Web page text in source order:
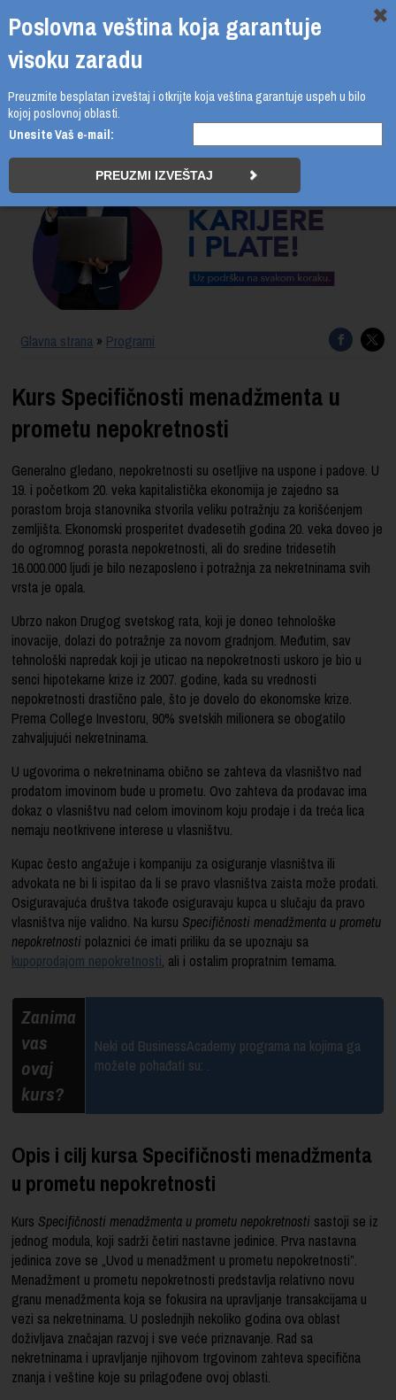
Poslovna veština koja garantuje
visoku zaradu
Preuzmite besplatan izveštaj i otkrijte koja veština garantuje uspeh u bilo
kojoj poslovnoj oblasti.
Unesite Vaš e-mail:
011 4011 210
PROGRAMI
UPIS
ŠTA DOBIJATE
UČENJE NA DALJINU
SERTIFIKACIJA
Glavna strana » Programi
Kurs Specifičnosti menadžmenta u
prometu nepokretnosti
Generalno gledano, nepokretnosti su osetljive na uspone i padove. U
19. i početkom 20. veka kapitalistička ekonomija je zajedno sa
porastom broja stanovnika stvorila veliku potražnju za korišćenjem
zemljišta. Ekonomski prosperitet dvadesetih godina 20. veka doveo je
do ogromnog porasta nepokretnosti, ali do sredine tridesetih
16.000.000 ljudi je bilo nezaposleno i potražnja za nekretninama svih
vrsta je opala.
Ubrzo nakon Drugog svetskog rata, koji je doneo tehnološke
inovacije, dolazi do potražnje za novom gradnjom. Međutim, sav
tehnološki napredak koji je uticao na nepokretnosti uskoro je bio u
senci hipotekarne krize iz 2007. godine, kada su vrednosti
nepokretnosti drastično pale, što je dovelo do ekonomske krize.
Prema College Investoru, 90% svetskih milionera se obogatilo
zahvaljujući nekretninama.
U ugovorima o nekretninama obično se zahteva da vlasništvo nad
prodatom imovinom bude u prometu. Ovo zahteva da prodavac ima
dokaz o vlasništvu nad celom imovinom koju prodaje i da treća lica
nemaju neotkrivene interese u vlasništvu.
Kupac često angažuje i kompaniju za osiguranje vlasništva ili
advokata ne bi li ispitao da li se pravo vlasništva zaista može prodati.
Osiguravajuća društva takođe osiguravaju kupca u slučaju da pravo
vlasništva nije validno. Na kursu Specifičnosti menadžmenta u prometu
nepokretnosti polaznici će imati priliku da se upoznaju sa
kupoprodajom nepokretnosti, ali i ostalim propratnim temama.
Zanima
vas
ovaj
kurs?
Neki od BusinessAcademy programa na kojima ga
možete pohađati su: .
Opis i cilj kursa Specifičnosti menadžmenta
u prometu nepokretnosti
Kurs Specifičnosti menadžmenta u prometu nepokretnosti sastoji se iz
jednog modula, koji sadrži četiri nastavne jedinice. Prva nastavna
jedinica zove se „Uvod u menadžment u prometu nepokretnosti”.
Menadžment u prometu nepokretnosti predstavlja relativno novu
granu menadžmenta koja se fokusira na upravljanje transakcijama u
vezi sa nekretninama. U poslednjih nekoliko godina ova oblast
doživljava značajan razvoj i sve veće priznavanje. Rad sa
nekretninama i upravljanje njihovom trgovinom zahteva specifična
znanja i veštine koje su prilagođene ovoj oblasti.